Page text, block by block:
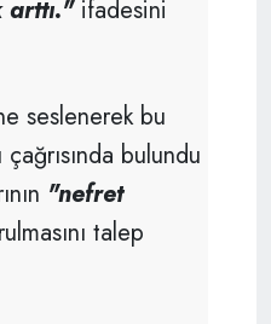
arttı."ifadesini
seslenerek bu
bulundu
"nefret
talep